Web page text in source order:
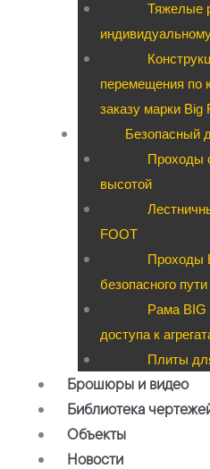
Тяжелые
перемещения по
заказу марки Big
Безопасный
Проходы
высотой
FOOT
Проходы
безопасного
Рама BIG
доступа к
Плиты
Брошюры и видео
Библиотека
Объекты
Новости